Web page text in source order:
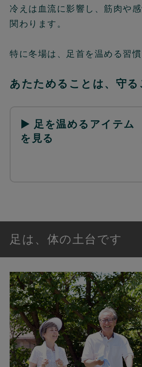
冷えは血流に影響し、筋肉や
関わります。
特に冬場は、足首を温める習慣
あたためることは、守る
▶ 足を温めるアイテム
を見る
足は、体の土台です